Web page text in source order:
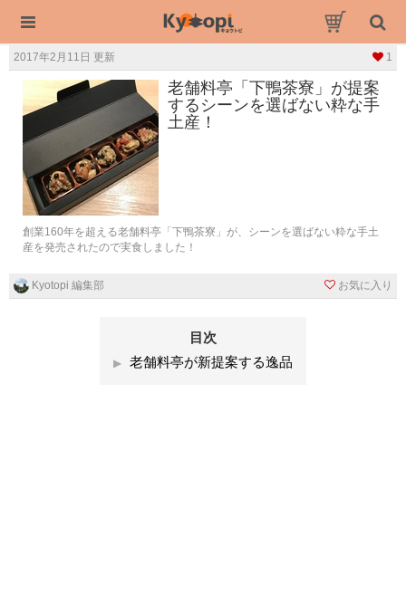
2017年2月11日 更新 1
老舗料亭「下鴨茶寮」が提案
するシーンを選ばない粋な手
土産！
創業160年を超える老舗料亭「下鴨茶寮」が、シーンを選ばない粋な手土
産を発売されたので実食しました！
Kyotopi 編集部 お気に入り
目次
老舗料亭が新提案する逸品